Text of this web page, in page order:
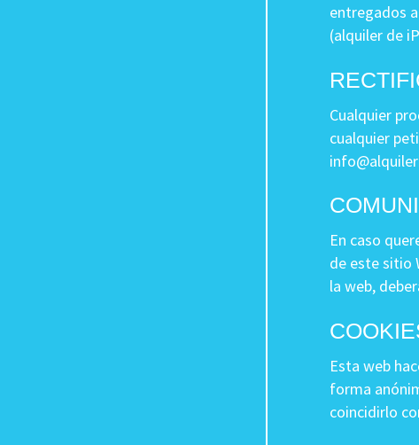
entregados
(alquiler de
Cualquier
cualquier
En caso
de este sitio
la web,
Esta web
forma
coincidirlo